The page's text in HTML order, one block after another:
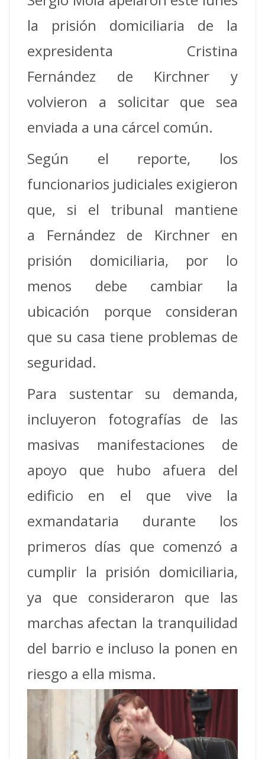
la prisión domiciliaria de la
expresidenta Cristina
Fernández de Kirchner y
volvieron a solicitar que sea
enviada a una cárcel común.
Según el reporte, los
funcionarios judiciales exigieron
que, si el tribunal mantiene
a Fernández de Kirchner en
prisión domiciliaria, por lo
menos debe cambiar la
ubicación porque consideran
que su casa tiene problemas de
seguridad.
Para sustentar su demanda,
incluyeron fotografías de las
masivas manifestaciones de
apoyo que hubo afuera del
edificio en el que vive la
exmandataria durante los
primeros días que comenzó a
cumplir la prisión domiciliaria,
ya que consideraron que las
marchas afectan la tranquilidad
del barrio e incluso la ponen en
riesgo a ella misma.